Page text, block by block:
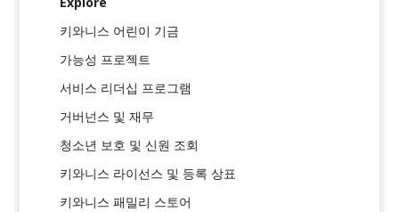
키와니스 어린이 기금
가능성 프로젝트
서비스 리더십 프로그램
거버넌스 및 재무
청소년 보호 및 신원 조회
키와니스 라이선스 및 등록 상표
키와니스 패밀리 스토어